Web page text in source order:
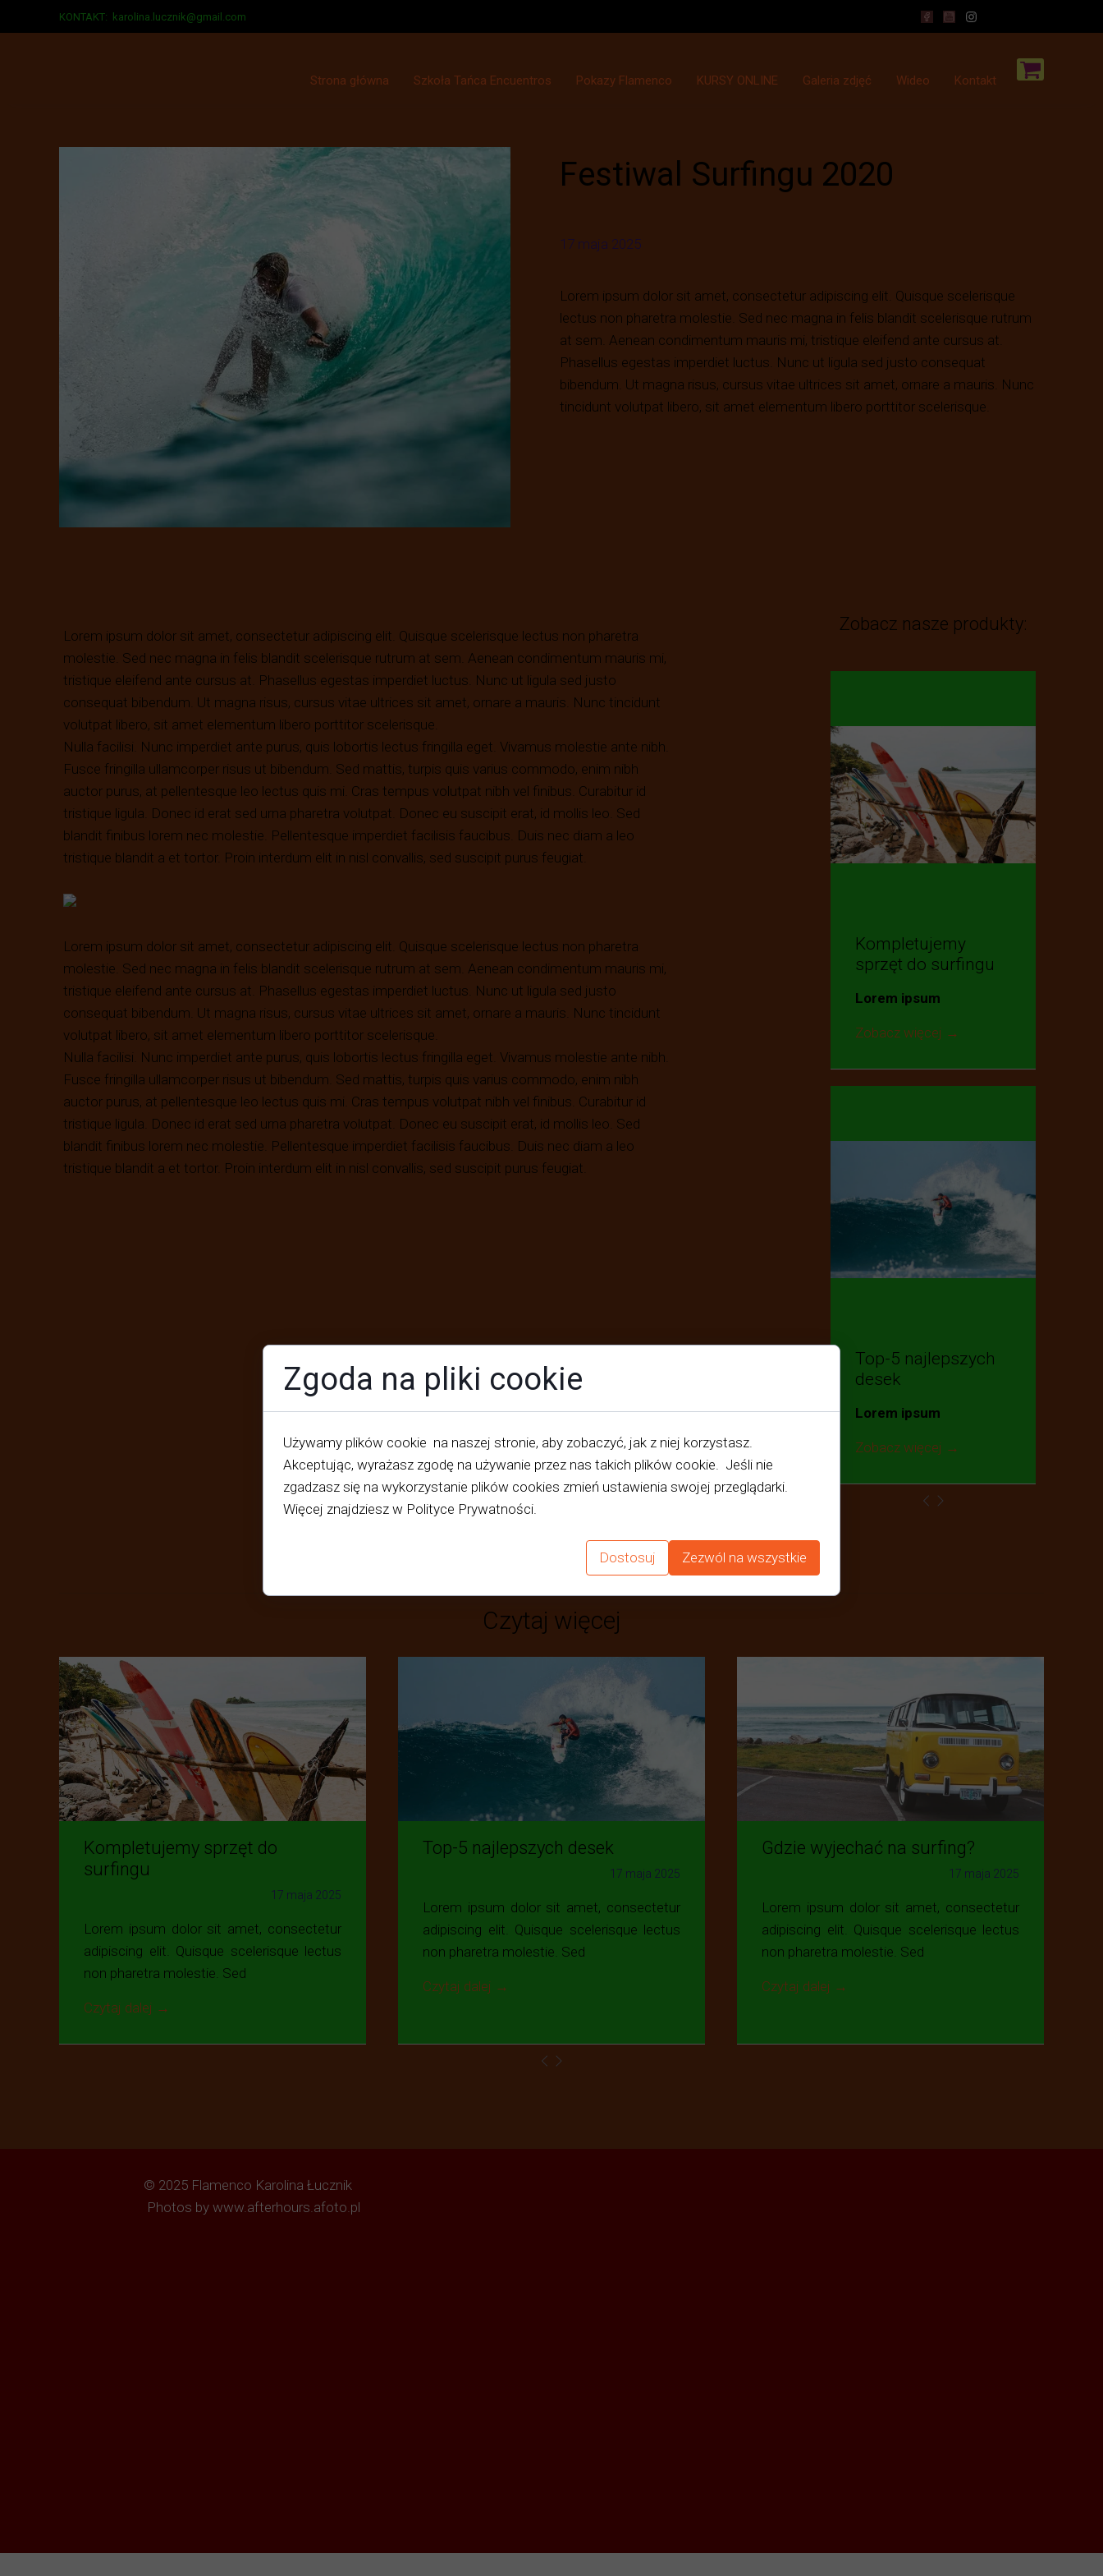
KONTAKT: karolina.lucznik@gmail.com
Strona główna Szkoła Tańca Encuentros Pokazy Flamenco KURSY ONLINE Galeria zdjęć Wideo Kontakt
Festiwal Surfingu 2020
17 maja 2025
Lorem ipsum dolor sit amet, consectetur adipiscing elit. Quisque scelerisque
lectus non pharetra molestie. Sed nec magna in felis blandit scelerisque rutrum
at sem. Aenean condimentum mauris mi, tristique eleifend ante cursus at.
Phasellus egestas imperdiet luctus. Nunc ut ligula sed justo consequat
bibendum. Ut magna risus, cursus vitae ultrices sit amet, ornare a mauris. Nunc
tincidunt volutpat libero, sit amet elementum libero porttitor scelerisque.
Lorem ipsum dolor sit amet, consectetur adipiscing elit. Quisque scelerisque lectus non pharetra
molestie. Sed nec magna in felis blandit scelerisque rutrum at sem. Aenean condimentum mauris mi,
tristique eleifend ante cursus at. Phasellus egestas imperdiet luctus. Nunc ut ligula sed justo
consequat bibendum. Ut magna risus, cursus vitae ultrices sit amet, ornare a mauris. Nunc tincidunt
volutpat libero, sit amet elementum libero porttitor scelerisque.
Nulla facilisi. Nunc imperdiet ante purus, quis lobortis lectus fringilla eget. Vivamus molestie ante nibh.
Fusce fringilla ullamcorper risus ut bibendum. Sed mattis, turpis quis varius commodo, enim nibh
auctor purus, at pellentesque leo lectus quis mi. Cras tempus volutpat nibh vel finibus. Curabitur id
tristique ligula. Donec id erat sed urna pharetra volutpat. Donec eu suscipit erat, id mollis leo. Sed
blandit finibus lorem nec molestie. Pellentesque imperdiet facilisis faucibus. Duis nec diam a leo
tristique blandit a et tortor. Proin interdum elit in nisl convallis, sed suscipit purus feugiat.
Lorem ipsum dolor sit amet, consectetur adipiscing elit. Quisque scelerisque lectus non pharetra
molestie. Sed nec magna in felis blandit scelerisque rutrum at sem. Aenean condimentum mauris mi,
tristique eleifend ante cursus at. Phasellus egestas imperdiet luctus. Nunc ut ligula sed justo
consequat bibendum. Ut magna risus, cursus vitae ultrices sit amet, ornare a mauris. Nunc tincidunt
volutpat libero, sit amet elementum libero porttitor scelerisque.
Nulla facilisi. Nunc imperdiet ante purus, quis lobortis lectus fringilla eget. Vivamus molestie ante nibh.
Fusce fringilla ullamcorper risus ut bibendum. Sed mattis, turpis quis varius commodo, enim nibh
auctor purus, at pellentesque leo lectus quis mi. Cras tempus volutpat nibh vel finibus. Curabitur id
tristique ligula. Donec id erat sed urna pharetra volutpat. Donec eu suscipit erat, id mollis leo. Sed
blandit finibus lorem nec molestie. Pellentesque imperdiet facilisis faucibus. Duis nec diam a leo
tristique blandit a et tortor. Proin interdum elit in nisl convallis, sed suscipit purus feugiat.
Zobacz nasze produkty:
Kompletujemy
sprzęt do surfingu
Lorem ipsum
Zobacz więcej →
Top-5 najlepszych
desek
Lorem ipsum
Zobacz więcej →
Czytaj więcej
Kompletujemy sprzęt do
surfingu
17 maja 2025
Lorem ipsum dolor sit amet, consectetur
adipiscing elit. Quisque scelerisque lectus
non pharetra molestie. Sed
Czytaj dalej →
Top-5 najlepszych desek
17 maja 2025
Lorem ipsum dolor sit amet, consectetur
adipiscing elit. Quisque scelerisque lectus
non pharetra molestie. Sed
Czytaj dalej →
Gdzie wyjechać na surfing?
17 maja 2025
Lorem ipsum dolor sit amet, consectetur
adipiscing elit. Quisque scelerisque lectus
non pharetra molestie. Sed
Czytaj dalej →
© 2025 Flamenco Karolina Łucznik
Photos by www.afterhours.afoto.pl
Zgoda na pliki cookie
Używamy plików cookie na naszej stronie, aby zobaczyć, jak z niej korzystasz.
Akceptując, wyrażasz zgodę na używanie przez nas takich plików cookie. Jeśli nie
zgadzasz się na wykorzystanie plików cookies zmień ustawienia swojej przeglądarki.
Więcej znajdziesz w Polityce Prywatności.
Dostosuj Zezwól na wszystkie